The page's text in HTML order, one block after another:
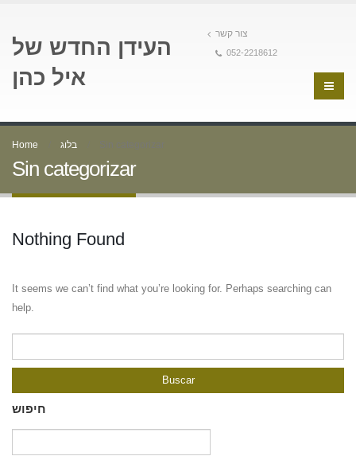
העידן החדש של
איל כהן
צור קשר
052-2218612
Home בלוג Sin categorizar
Sin categorizar
Nothing Found
It seems we can’t find what you’re looking for. Perhaps searching can
help.
חיפוש